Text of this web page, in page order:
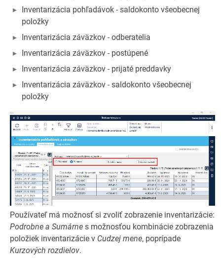
Inventarizácia pohľadávok - saldokonto všeobecnej
položky
Inventarizácia záväzkov - odberatelia
Inventarizácia záväzkov - postúpené
Inventarizácia záväzkov - prijaté preddavky
Inventarizácia záväzkov - saldokonto všeobecnej
položky
Používateľ má možnosť si zvoliť zobrazenie inventarizácie:
Podrobne a Sumárne s možnosťou kombinácie zobrazenia
položiek inventarizácie v Cudzej mene, poprípade
Kurzových rozdielov.